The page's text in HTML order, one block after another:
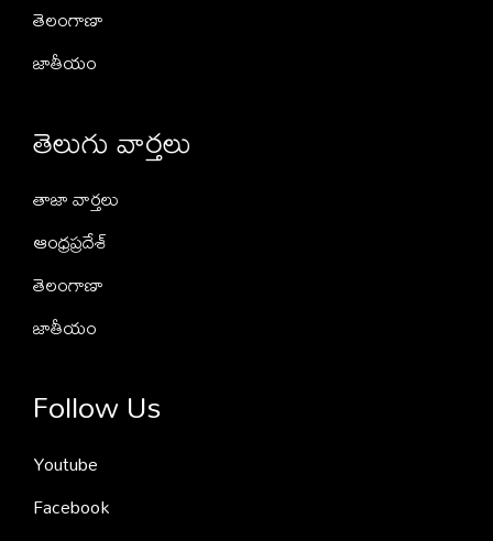
తెలంగాణా
జాతీయం
తెలుగు వార్తలు
తాజా వార్తలు
ఆంధ్రప్రదేశ్
తెలంగాణా
జాతీయం
Follow Us
Youtube
Facebook